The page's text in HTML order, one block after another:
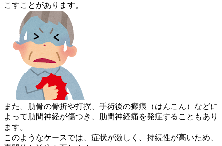
こすことがあ ります。
また、肋骨の骨折や打撲、手術後の瘢痕（はんこん）などに
よって 肋間神経が傷つき、肋間神経痛を発症することもあり
ます。
このようなケースでは、症状が激しく、持続性が高いため、